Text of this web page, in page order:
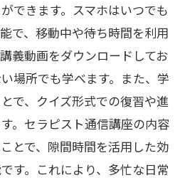
できます。スマホはいつでも
で、移動中や待ち時間を利用
義動画をダウンロードしてお
場所でも学べます。また、学
で、クイズ形式での復習や進
。セラピスト通信講座の内容
とで、隙間時間を活用した効
す。これにより、多忙な日常